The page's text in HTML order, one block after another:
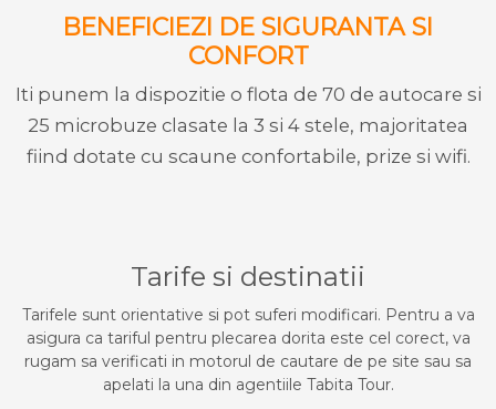
BENEFICIEZI DE SIGURANTA SI
CONFORT
Iti punem la dispozitie o flota de 70 de autocare si
25 microbuze clasate la 3 si 4 stele, majoritatea
fiind dotate cu scaune confortabile, prize si wifi.
Tarife si destinatii
Tarifele sunt orientative si pot suferi modificari. Pentru a va
asigura ca tariful pentru plecarea dorita este cel corect, va
rugam sa verificati in motorul de cautare de pe site sau sa
apelati la una din agentiile Tabita Tour.